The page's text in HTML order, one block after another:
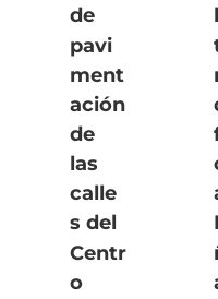
de
pavi
ment
ación
de
las
calle
s del
Centr
o